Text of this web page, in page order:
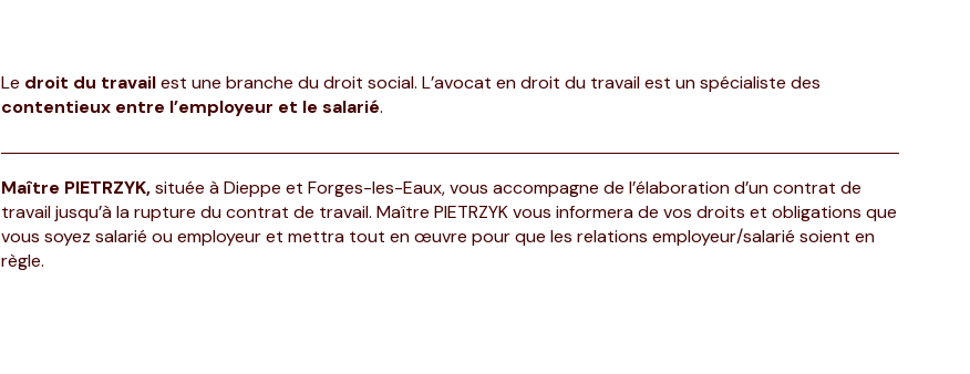
Le droit du travailest une branche du droit social. L’avocat en droit du travail est un spécialiste des
contentieux entre l’employeur et le salarié.
Maître PIETRZYK,située à Dieppe et Forges-les-Eaux, vous accompagne de l’élaboration d’un contrat de
travail jusqu’à la rupture du contrat de travail. Maître PIETRZYK vous informera de vos droits et obligations que
vous soyez salarié ou employeur et mettra tout en œuvre pour que les relations employeur/salarié soient en
règle.